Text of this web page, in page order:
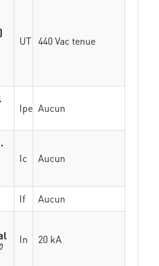
UT 440 Vac tenue
Ipe Aucun
Ic Aucun
If
Aucun
In 20 kA